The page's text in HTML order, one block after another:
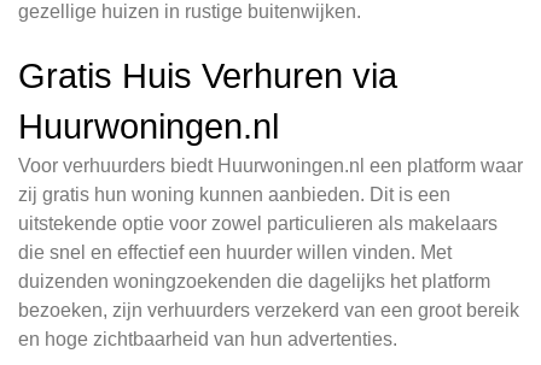
gezellige huizen in rustige buitenwijken.
Gratis Huis Verhuren via
Huurwoningen.nl
Voor verhuurders biedt Huurwoningen.nl een platform waar
zij gratis hun woning kunnen aanbieden. Dit is een
uitstekende optie voor zowel particulieren als makelaars
die snel en effectief een huurder willen vinden. Met
duizenden woningzoekenden die dagelijks het platform
bezoeken, zijn verhuurders verzekerd van een groot bereik
en hoge zichtbaarheid van hun advertenties.